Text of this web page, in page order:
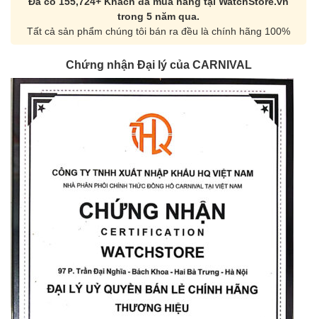
trong 5 năm qua.
Tất cả sản phẩm chúng tôi bán ra đều là chính hãng 100%
Chứng nhận Đại lý của CARNIVAL